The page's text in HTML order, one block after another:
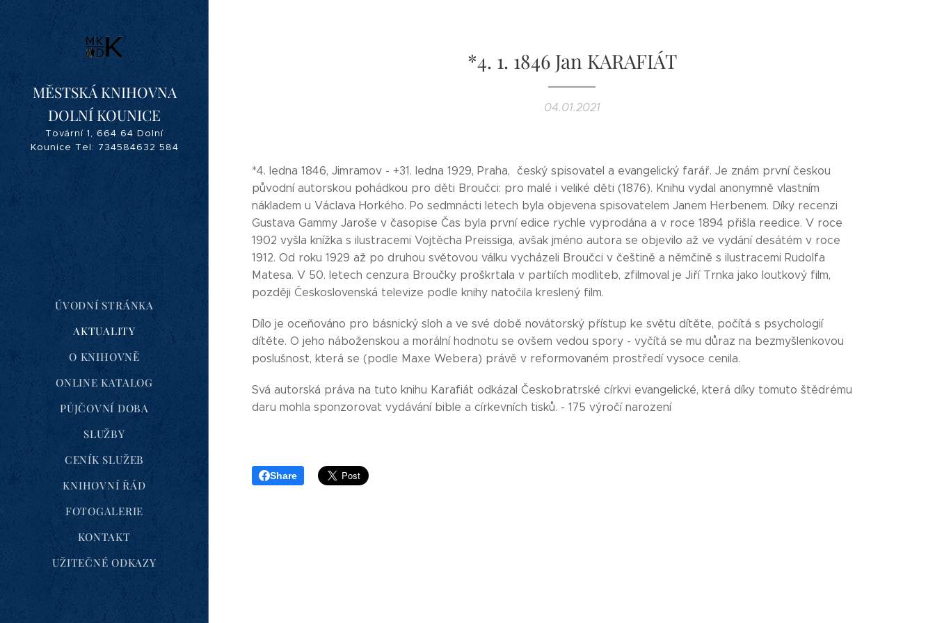
MĚSTSKÁ KNIHOVNA
DOLNÍ KOUNICE
Tovární 1, 664 64 Dolní
Kounice Tel: 734584632 584
knihovna@dolnikounice.cz
ÚVODNÍ STRÁNKA
AKTUALITY
O KNIHOVNĚ
ONLINE KATALOG
PŮJČOVNÍ DOBA
SLUŽBY
CENÍK SLUŽEB
KNIHOVNÍ ŘÁD
FOTOGALERIE
KONTAKT
UŽITEČNÉ ODKAZY
*4. 1. 1846 Jan KARAFIÁT
04.01.2021
*4. ledna 1846, Jimramov - +31. ledna 1929, Praha, český spisovatel a evangelický farář. Je znám první českou
původní autorskou pohádkou pro děti Broučci: pro malé i veliké děti (1876). Knihu vydal anonymně vlastním
nákladem u Václava Horkého. Po sedmnácti letech byla objevena spisovatelem Janem Herbenem. Díky recenzi
Gustava Gammy Jaroše v časopise Čas byla první edice rychle vyprodána a v roce 1894 přišla reedice. V roce
1902 vyšla knížka s ilustracemi Vojtěcha Preissiga, avšak jméno autora se objevilo až ve vydání desátém v roce
1912. Od roku 1929 až po druhou světovou válku vycházeli Broučci v češtině a němčině s ilustracemi Rudolfa
Matesa. V 50. letech cenzura Broučky proškrtala v partiích modliteb, zfilmoval je Jiří Trnka jako loutkový film,
později Československá televize podle knihy natočila kreslený film.
Dílo je oceňováno pro básnický sloh a ve své době novátorský přístup ke světu dítěte, počítá s psychologií
dítěte. O jeho náboženskou a morální hodnotu se ovšem vedou spory - vyčítá se mu důraz na bezmyšlenkovou
poslušnost, která se (podle Maxe Webera) právě v reformovaném prostředí vysoce cenila.
Svá autorská práva na tuto knihu Karafiát odkázal Českobratrské církvi evangelické, která díky tomuto štědrému
daru mohla sponzorovat vydávání bible a církevních tisků. - 175 výročí narození
Share